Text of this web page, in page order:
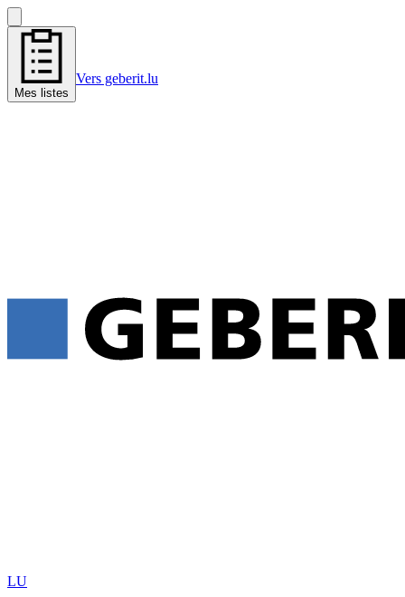
Mes listes
Vers geberit.lu
LU